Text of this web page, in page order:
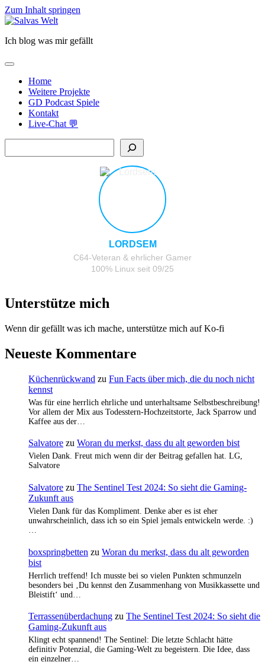
Zum Inhalt springen
Salvas
Ich blog was mir gefällt
open
primary
menu Home
Weitere Projekte
GD Podcast Spiele
Kontakt
Live-Chat 💬
LORDSEM
C64-Veteran & ehrlicher Gamer
100% Linux seit 09/25
Unterstütze mich
Wenn dir gefällt was ich mache, unterstütze mich auf Ko-fi
Neueste Kommentare
Küchenrückwand zu Fun Facts über mich, die du noch nicht
kennst
Was für eine herrlich ehrliche und unterhaltsame Selbstbeschreibung!
Vor allem der Mix aus Todesstern-Hochzeitstorte, Jack Sparrow und
Kaffee aus der…
Salvatore zu Woran du merkst, dass du alt geworden bist
Vielen Dank. Freut mich wenn dir der Beitrag gefallen hat. LG,
Salvatore
Salvatore zu The Sentinel Test 2024: So sieht die Gaming-
Zukunft aus
Vielen Dank für das Kompliment. Denke aber es ist eher
unwahrscheinlich, dass ich so ein Spiel jemals entwickeln werde. :)
boxspringbetten zu Woran du merkst, dass du alt geworden
bist
Herrlich treffend! Ich musste bei so vielen Punkten schmunzeln
besonders bei ‚Du kennst den Zusammenhang von Musikkassette und
Bleistift‘ und…
Terrassenüberdachung zu The Sentinel Test 2024: So sieht die
Gaming-Zukunft aus
Klingt echt spannend! The Sentinel: Die letzte Schlacht hätte
definitiv Potenzial, die Gaming-Welt zu begeistern. Die Idee, dass
ein einzelner…